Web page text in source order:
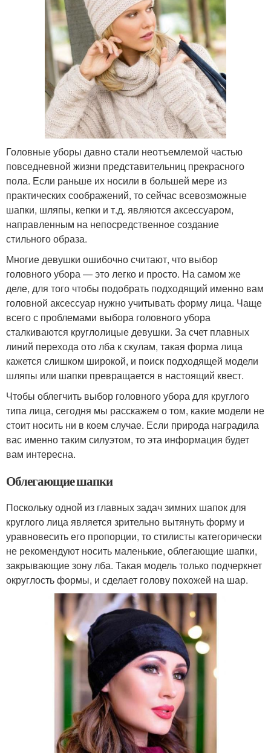
Головные уборы давно стали неотъемлемой частью
повседневной жизни представительниц прекрасного
пола. Если раньше их носили в большей мере из
практических соображений, то сейчас всевозможные
шапки, шляпы, кепки и т.д. являются аксессуаром,
направленным на непосредственное создание
стильного образа.
Многие девушки ошибочно считают, что выбор
головного убора — это легко и просто. На самом же
деле, для того чтобы подобрать подходящий именно вам
головной аксессуар нужно учитывать форму лица. Чаще
всего с проблемами выбора головного убора
сталкиваются круглолицые девушки. За счет плавных
линий перехода ото лба к скулам, такая форма лица
кажется слишком широкой, и поиск подходящей модели
шляпы или шапки превращается в настоящий квест.
Чтобы облегчить выбор головного убора для круглого
типа лица, сегодня мы расскажем о том, какие модели не
стоит носить ни в коем случае. Если природа наградила
вас именно таким силуэтом, то эта информация будет
вам интересна.
Облегающие шапки
Поскольку одной из главных задач зимних шапок для
круглого лица является зрительно вытянуть форму и
уравновесить его пропорции, то стилисты категорически
не рекомендуют носить маленькие, облегающие шапки,
закрывающие зону лба. Такая модель только подчеркнет
округлость формы, и сделает голову похожей на шар.